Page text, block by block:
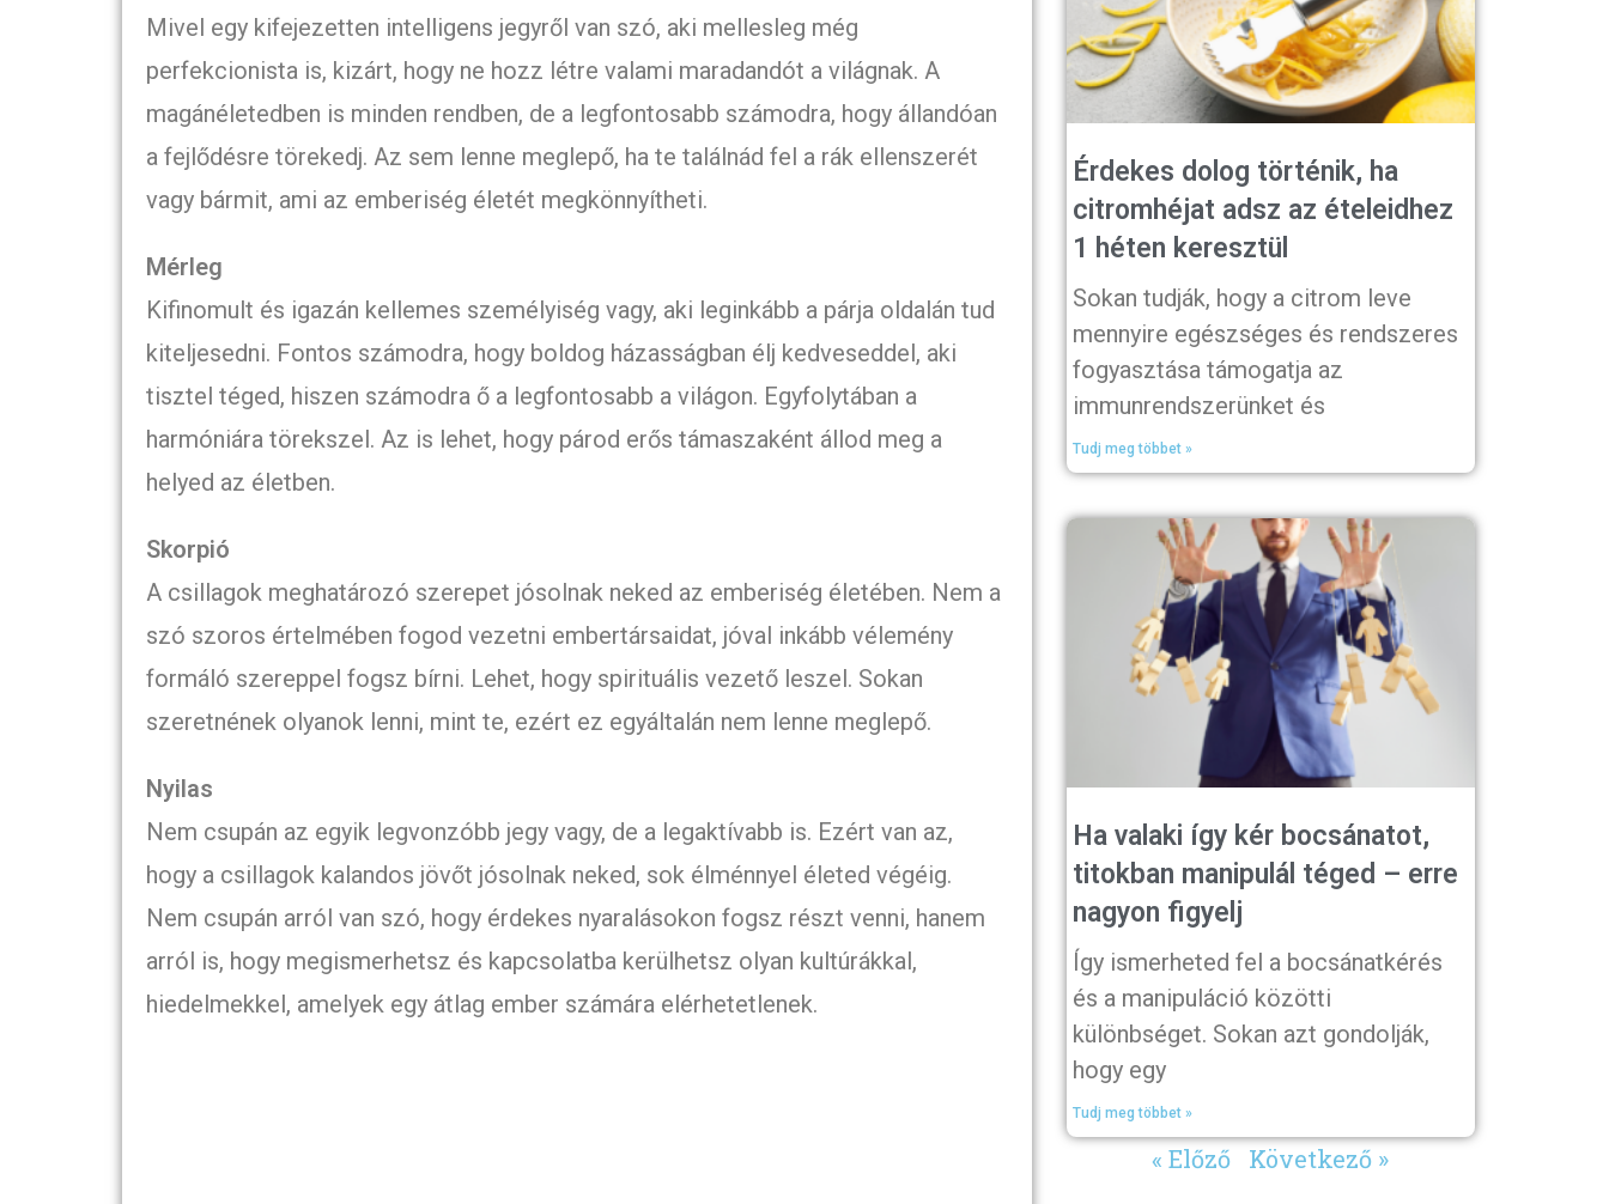
Mivel egy kifejezetten intelligens jegyről van szó, aki mellesleg még
perfekcionista is, kizárt, hogy ne hozz létre valami maradandót a világnak. A
magánéletedben is minden rendben, de a legfontosabb számodra, hogy állandóan
a fejlődésre törekedj. Az sem lenne meglepő, ha te találnád fel a rák ellenszerét
vagy bármit, ami az emberiség életét megkönnyítheti.
Mérleg
Kifinomult és igazán kellemes személyiség vagy, aki leginkább a párja oldalán tud
kiteljesedni. Fontos számodra, hogy boldog házasságban élj kedveseddel, aki
tisztel téged, hiszen számodra ő a legfontosabb a világon. Egyfolytában a
harmóniára törekszel. Az is lehet, hogy párod erős támaszaként állod meg a
helyed az életben.
Skorpió
A csillagok meghatározó szerepet jósolnak neked az emberiség életében. Nem a
szó szoros értelmében fogod vezetni embertársaidat, jóval inkább vélemény
formáló szereppel fogsz bírni. Lehet, hogy spirituális vezető leszel. Sokan
szeretnének olyanok lenni, mint te, ezért ez egyáltalán nem lenne meglepő.
Nyilas
Nem csupán az egyik legvonzóbb jegy vagy, de a legaktívabb is. Ezért van az,
hogy a csillagok kalandos jövőt jósolnak neked, sok élménnyel életed végéig.
Nem csupán arról van szó, hogy érdekes nyaralásokon fogsz részt venni, hanem
arról is, hogy megismerhetsz és kapcsolatba kerülhetsz olyan kultúrákkal,
hiedelmekkel, amelyek egy átlag ember számára elérhetetlenek.
Érdekes dolog történik, ha
citromhéjat adsz az ételeidhez
1 héten keresztül
Sokan tudják, hogy a citrom leve
mennyire egészséges és rendszeres
fogyasztása támogatja az
immunrendszerünket és
Tudj meg többet »
Ha valaki így kér bocsánatot,
titokban manipulál téged – erre
nagyon figyelj
Így ismerheted fel a bocsánatkérés
és a manipuláció közötti
különbséget. Sokan azt gondolják,
hogy egy
Tudj meg többet »
« Előző Következő »